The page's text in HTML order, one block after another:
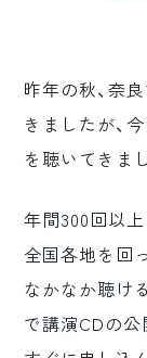
ロゴマーク制
ブランディン
昨年の秋、奈
きましたが、
を聴いてきまし
年間300回以
全国各地を回
なかなか聴け
で講演CDの公